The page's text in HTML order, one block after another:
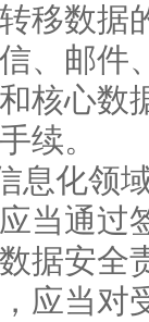
移数据
、邮件
核心数
续。
息化领
当通过
据安全
应当对